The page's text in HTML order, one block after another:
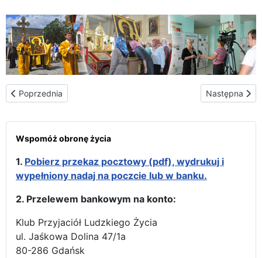
Poprzednia strona: Konferencja prasowa 09.08.2012 r.
Poprzednia Następna
Następna
Wspomóż obronę życia
1. Pobierz przekaz pocztowy (pdf), wydrukuj i
wypełniony nadaj na poczcie lub w banku.
2. Przelewem bankowym na konto:
Klub Przyjaciół Ludzkiego Życia
ul. Jaśkowa Dolina 47/1a
80-286 Gdańsk